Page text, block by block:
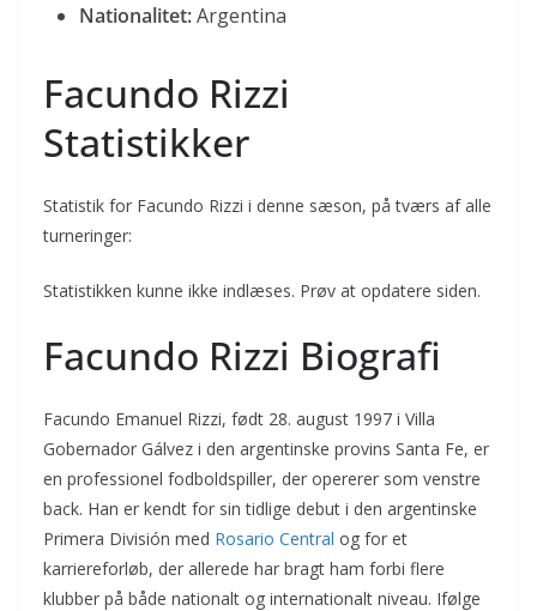
Nationalitet:Argentina
Facundo Rizzi
Statistikker
Statistik for Facundo Rizzi i denne sæson, på tværs af alle
turneringer:
Statistikken kunne ikke indlæses. Prøv at opdatere siden.
Facundo Rizzi Biografi
Facundo Emanuel Rizzi, født 28. august 1997 i Villa
Gobernador Gálvez i den argentinske provins Santa Fe, er
en professionel fodboldspiller, der opererer som venstre
back. Han er kendt for sin tidlige debut i den argentinske
Primera División med Rosario Central og for et
karriereforløb, der allerede har bragt ham forbi flere
klubber på både nationalt og internationalt niveau. Ifølge